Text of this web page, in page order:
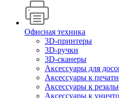
Офисная техника
3D-принтеры
3D-ручки
3D-сканеры
Аксессуары для
Аксессуары к
Аксессуары к
Аксессуары к